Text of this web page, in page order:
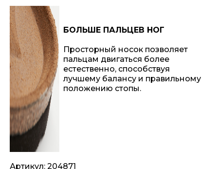
БОЛЬШЕ ПАЛЬЦЕВ НОГ
Просторный носок позволяет
пальцам двигаться более
естественно, способствуя
лучшему балансу и правильному
положению стопы.
Артикул: 204871